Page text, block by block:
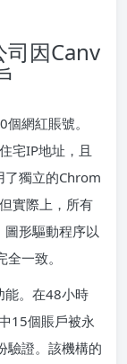
司因Canv
網紅賬號。
宅IP地址，且
了獨立的Chrom
實際上，所有
形驅動程序以
一致。
能。在48小時
15個賬戶被永
驗證。該機構的